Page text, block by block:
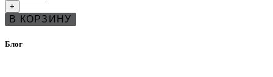
+
В КОРЗИНУ
Блог